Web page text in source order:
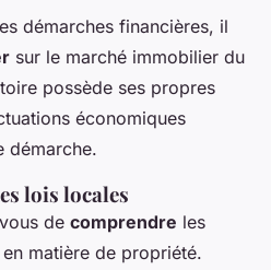
démarches financières, il
sur le marché immobilier du
possède ses propres
économiques
démarche.
lois locales
de comprendre les
matière de propriété.